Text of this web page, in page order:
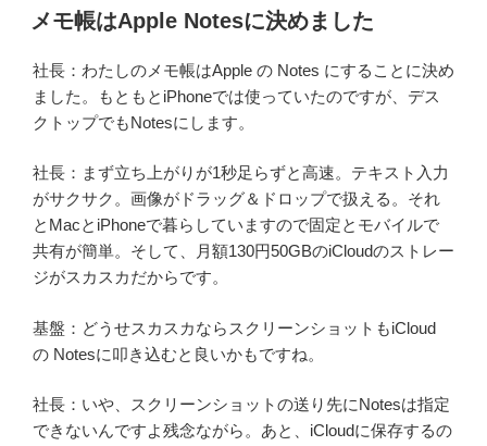
日:
メモ帳はApple Notesに決めました
社長：わたしのメモ帳はApple の Notes にすることに決め
ました。もともとiPhoneでは使っていたのですが、デス
クトップでもNotesにします。
社長：まず立ち上がりが1秒足らずと高速。テキスト入力
がサクサク。画像がドラッグ＆ドロップで扱える。それ
とMacとiPhoneで暮らしていますので固定とモバイルで
共有が簡単。そして、月額130円50GBのiCloudのストレー
ジがスカスカだからです。
基盤：どうせスカスカならスクリーンショットもiCloud
の Notesに叩き込むと良いかもですね。
社長：いや、スクリーンショットの送り先にNotesは指定
できないんですよ残念ながら。あと、iCloudに保存するの